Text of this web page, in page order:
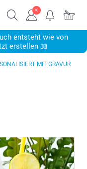
entsteht wie von
erstellen 📖
MIT GRAVUR